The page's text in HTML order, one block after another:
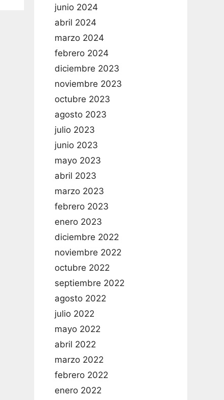
junio 2024
abril 2024
marzo 2024
febrero 2024
diciembre 2023
noviembre 2023
octubre 2023
agosto 2023
julio 2023
junio 2023
mayo 2023
abril 2023
marzo 2023
febrero 2023
enero 2023
diciembre 2022
noviembre 2022
octubre 2022
septiembre 2022
agosto 2022
julio 2022
mayo 2022
abril 2022
marzo 2022
febrero 2022
enero 2022